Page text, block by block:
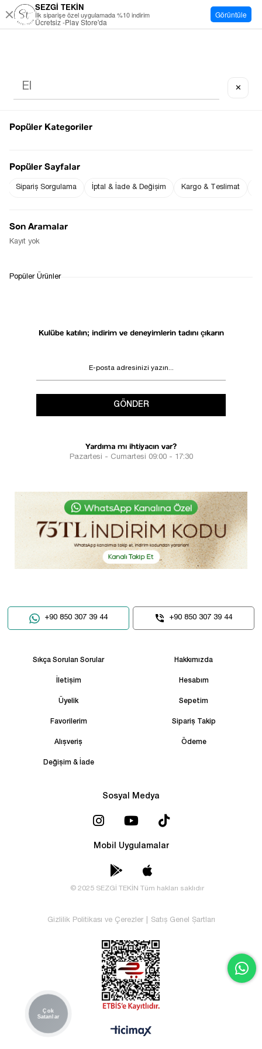
Kulübe katılın; indirim ve deneyimlerin tadını çıkarın
GÖNDER
Yardıma mı ihtiyacın var?
Pazartesi - Cumartesi 09:00 - 17:30
+90 850 307 39 44 +90 850 307 39 44
Sıkça Sorulan Sorular Hakkımızda
İletişim Hesabım
Üyelik Sepetim
Favorilerim Sipariş Takip
Alışveriş Ödeme
Değişim & İade
Sosyal Medya
Mobil Uygulamalar
© 2025 SEZGİ TEKİN Tüm hakları saklıdır
Gizlilik Politikası ve Çerezler Satış Genel Şartları
Çok
Satanlar
SEZGİ TEKİN
İlk siparişe özel uygulamada %10 indirim
Ücretsiz -Play Store'da
Görüntüle
✕
Popüler Kategoriler
Popüler Sayfalar
Sipariş Sorgulama İptal & İade & Değişim Kargo & Teslimat
Son Aramalar
Kayıt yok
Popüler Ürünler